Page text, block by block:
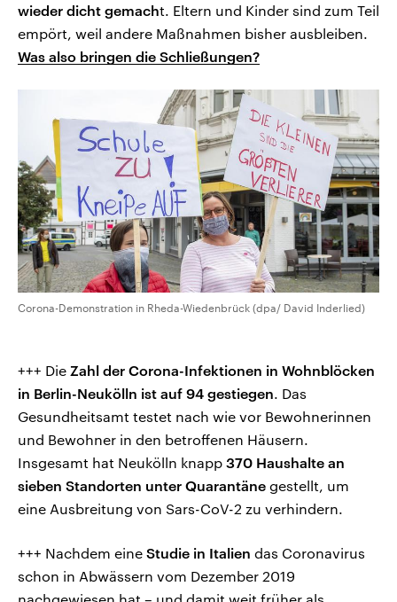
wieder dicht gemacht. Eltern und Kinder sind zum Teil
empört, weil andere Maßnahmen bisher ausbleiben.
Was also bringen die Schließungen?
Corona-Demonstration in Rheda-Wiedenbrück (dpa/ David Inderlied)
+++ Die Zahl der Corona-Infektionen in Wohnblöcken
in Berlin-Neukölln ist auf 94 gestiegen. Das
Gesundheitsamt testet nach wie vor Bewohnerinnen
und Bewohner in den betroffenen Häusern.
Insgesamt hat Neukölln knapp 370 Haushalte an
sieben Standorten unter Quarantäne gestellt, um
eine Ausbreitung von Sars-CoV-2 zu verhindern.
+++ Nachdem eine Studie in Italien das Coronavirus
schon in Abwässern vom Dezember 2019